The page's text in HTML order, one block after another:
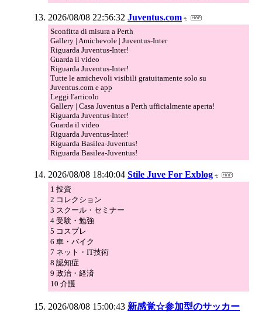
2026/08/08 22:56:32 Juventus.com
Sconfitta di misura a Perth
Gallery | Amichevole | Juventus-Inter
Riguarda Juventus-Inter!
Guarda il video
Riguarda Juventus-Inter!
Tutte le amichevoli visibili gratuitamente solo su
Juventus.com e app
Leggi l'articolo
Gallery | Casa Juventus a Perth ufficialmente aperta!
Riguarda Juventus-Inter!
Guarda il video
Riguarda Juventus-Inter!
Riguarda Basilea-Juventus!
Riguarda Basilea-Juventus!
2026/08/08 18:40:04 Stile Juve For Exblog
1 投資
2 コレクション
3 スクール・セミナー
4 受験・勉強
5 コスプレ
6 車・バイク
7 ネット・IT技術
8 認知症
9 政治・経済
10 介護
2026/08/08 15:00:43 新感覚☆参加型のサッカー